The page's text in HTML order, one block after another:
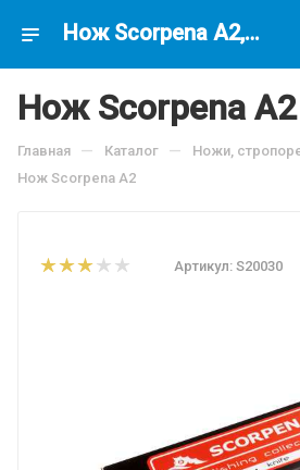
Нож Scorpena A2, по цене 1504.5 руб, купить в интернет-магазине подводной охоты Водолаз.РФ в Москве. -
Нож Scorpena A2
Главная — Каталог — Ножи,
Нож Scorpena A2
Артикул: S20030